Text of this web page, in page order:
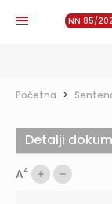
NN 85/
Početna >
AA
Detalji